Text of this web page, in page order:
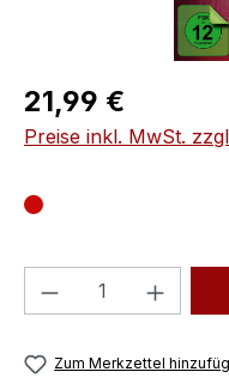
Regulärer Preis:
21,99 €
Preise inkl. MwSt.
Produkt
Zum Merkzettel